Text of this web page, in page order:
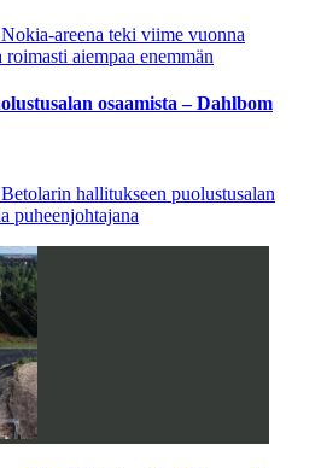
areena teki viime vuonna
aiempaa enemmän
osaamista – Dahlbom
hallitukseen puolustusalan
puheenjohtajana